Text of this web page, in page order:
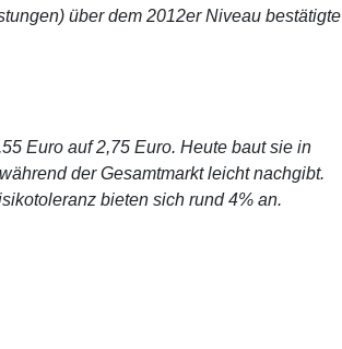
über dem 2012er Niveau bestätigte
Euro auf 2,75 Euro. Heute baut sie in
der Gesamtmarkt leicht nachgibt.
bieten sich rund 4% an.